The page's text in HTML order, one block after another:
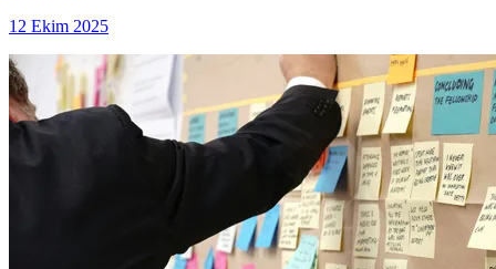
12 Ekim 2025